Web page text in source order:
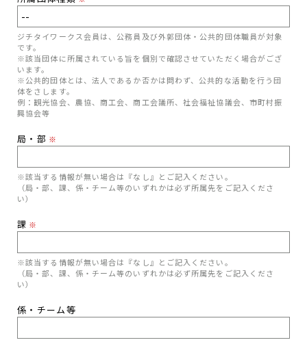
ジチタイワークス会員は、公務員及び外郭団体・公共的団体職員が対象
です。
※該当団体に所属されている旨を個別で確認させていただく場合がござ
います。
※公共的団体とは、法人であるか否かは問わず、公共的な活動を行う団
体をさします。
例：観光協会、農協、商工会、商工会議所、社会福祉協議会、市町村振
興協会等
局・部 ※
※該当する情報が無い場合は『なし』とご記入ください。
（局・部、課、係・チーム等のいずれかは必ず所属先をご記入くださ
い）
課 ※
※該当する情報が無い場合は『なし』とご記入ください。
（局・部、課、係・チーム等のいずれかは必ず所属先をご記入くださ
い）
係・チーム等